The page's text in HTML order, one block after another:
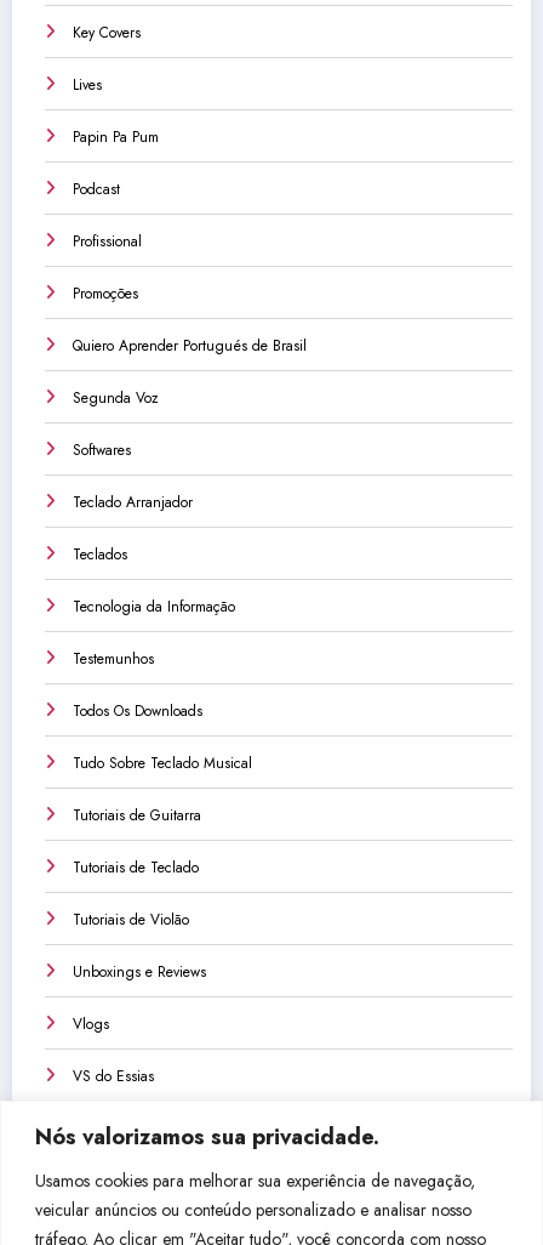
Nós valorizamos sua privacidade.
Usamos cookies para melhorar sua experiência de navegação,
veicular anúncios ou conteúdo personalizado e analisar nosso
tráfego. Ao clicar em "Aceitar tudo", você concorda com nosso
Key Covers
Lives
Papin Pa Pum
Podcast
Profissional
Promoções
Quiero Aprender Portugués de Brasil
Segunda Voz
Softwares
Teclado Arranjador
Teclados
Tecnologia da Informação
Testemunhos
Todos Os Downloads
Tudo Sobre Teclado Musical
Tutoriais de Guitarra
Tutoriais de Teclado
Tutoriais de Violão
Unboxings e Reviews
Vlogs
VS do Essias
Não perca isso!